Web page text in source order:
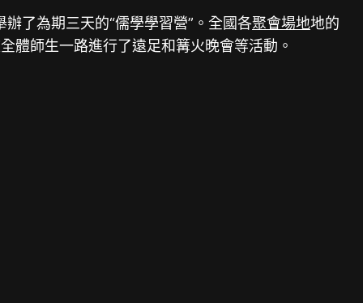
辦了為期三天的“儒學學習營”。全國各聚會場地地的
體師生一路進行了遠足和篝火晚會等活動。